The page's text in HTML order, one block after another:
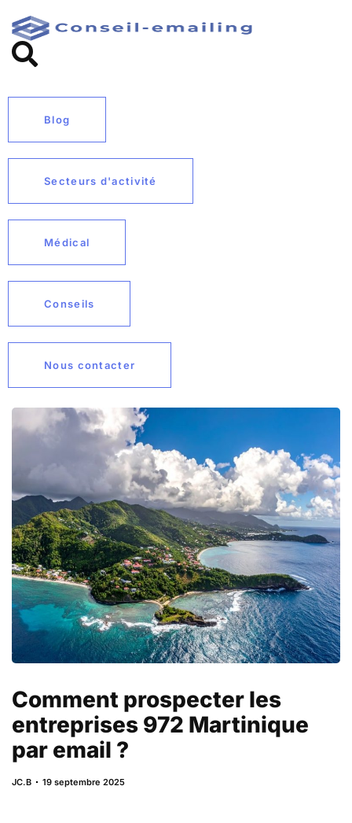
Blog
Secteurs d'activité
Médical
Conseils
Nous contacter
Comment prospecter les
entreprises 972 Martinique
par email ?
JC.B 19 septembre 2025